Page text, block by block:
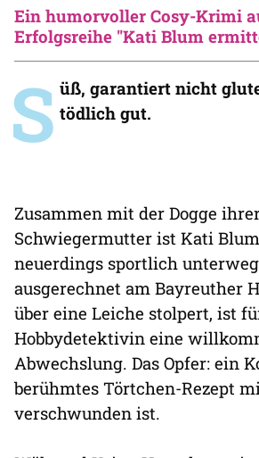
Ein humorvoller Cosy-Krimi
Erfolgsreihe "Kati Blum
S üß, garantiert nicht
tödlich gut.
Zusammen mit der Dogge
Schwiegermutter ist Kati
neuerdings sportlich
ausgerechnet am Bayreuther
über eine Leiche stolpert, ist
Hobbydetektivin eine
Abwechslung. Das Opfer: ein
berühmtes Törtchen-Rezept
verschwunden ist.